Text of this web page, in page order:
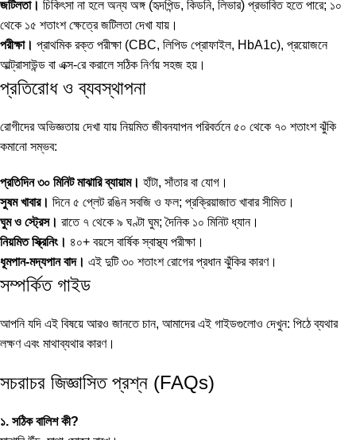
জটিলতা। চিকিৎসা না হলে অন্য অঙ্গ (হৃদপিন্ড, কিডনি, লিভার) প্রভাবিত হতে পারে; ১০
থেকে ১৫ শতাংশ ক্ষেত্রে জটিলতা দেখা যায়।
পরীক্ষা। প্রাথমিক রক্ত পরীক্ষা (CBC, লিপিড প্রোফাইল, HbA1c), প্রয়োজনে
আল্ট্রাসাউন্ড বা এক্স-রে করালে সঠিক নির্ণয় সহজ হয়।
প্রতিরোধ ও ব্যবস্থাপনা
রোগীদের অভিজ্ঞতায় দেখা যায় নিয়মিত জীবনযাপন পরিবর্তনে ৫০ থেকে ৭০ শতাংশ ঝুঁকি
কমানো সম্ভব:
প্রতিদিন ৩০ মিনিট মাঝারি ব্যায়াম। হাঁটা, সাঁতার বা যোগ।
সুষম খাবার। দিনে ৫ প্লেট রঙিন সবজি ও ফল; প্রক্রিয়াজাত খাবার সীমিত।
ঘুম ও স্ট্রেস। রাতে ৭ থেকে ৯ ঘণ্টা ঘুম; দৈনিক ১০ মিনিট ধ্যান।
নিয়মিত স্ক্রিনিং। ৪০+ বয়সে বার্ষিক স্বাস্থ্য পরীক্ষা।
ধূমপান-মদ্যপান বাদ। এই দুটি ৩০ শতাংশ রোগের প্রধান ঝুঁকির কারণ।
সম্পর্কিত গাইড
আপনি যদি এই বিষয়ে আরও জানতে চান, আমাদের এই গাইডগুলোও দেখুন: পিঠে ব্যথার
লক্ষণএবং মাথাব্যথার কারণ।
সচরাচর জিজ্ঞাসিত প্রশ্ন (FAQs)
১. সঠিক বালিশ কী?